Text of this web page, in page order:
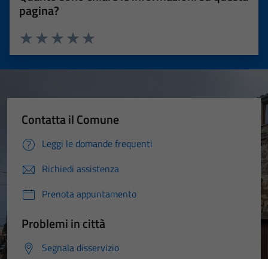
pagina?
Valuta 5 stelle su 5
Valuta 4 stelle su 5
Valuta 3 stelle su 5
Valuta 2 stelle su 5
Valuta 1 stelle su 5
Contatta il Comune
Leggi le domande frequenti
Richiedi assistenza
Prenota appuntamento
Problemi in città
Segnala disservizio